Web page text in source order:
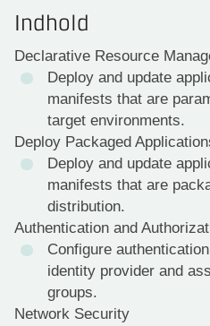
Indhold
Declarative Resource
Deploy and update
manifests that are
target environments.
Deploy Packaged
Deploy and update
manifests that are
distribution.
Authentication and
Configure
identity provider and
groups.
Network Security